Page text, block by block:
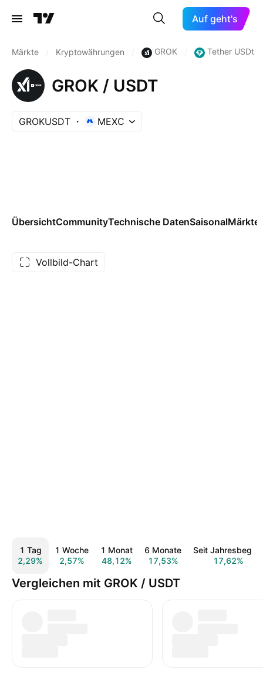
Auf geht's
Märkte Kryptowährungen GROK Tether USDt
GROK / USDT
GROKUSDT MEXC
ÜbersichtCommunityTechnische DatenSaisonalMärkte
Vollbild-Chart
1 Tag
2,29%
1 Woche
2,57%
1 Monat
48,12%
6 Monate
17,53%
Seit Jahresbeginn
17,62%
Vergleichen mit GROK / USDT